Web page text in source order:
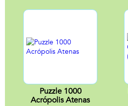
Puzzle 1000
Acrópolis Atenas